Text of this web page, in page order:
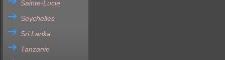
Sainte-Lucie
Seychelles
Sri Lanka
Tanzanie